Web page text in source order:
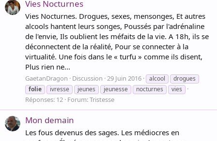
Vies Nocturnes
Vies Nocturnes. Drogues, sexes, mensonges, Et autres
alcools hantent leurs songes, Poussés par l'adrénaline
de l'envie, Ils oublient les méfaits de la vie. A 18h, ils se
déconnectent de la réalité, Pour se connecter à la
virtualité. Une fois dans le « turfu » comme ils disent,
Plus rien ne...
GaetanDragon Discussion 29 Juin 2016 alcool
drogues
folie
ivresse jeunes jeunesse nocturnes vies
Réponses: 12 Forum:Tristesse
Mon demain
Les fous devenus des sages. Les médiocres en